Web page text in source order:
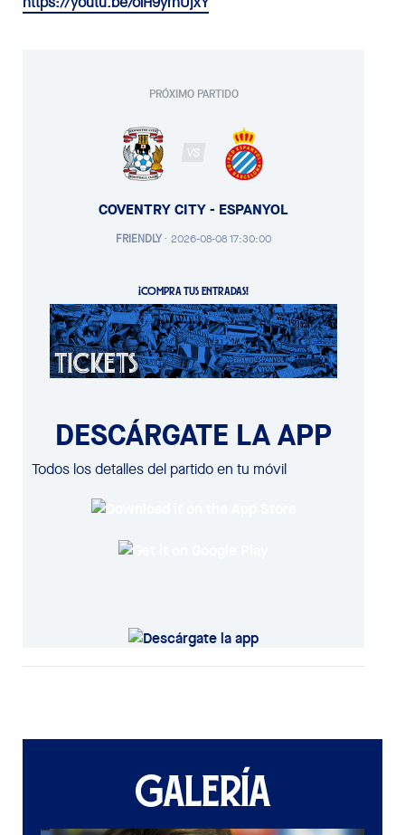
PRÓXIMO PARTIDO
VS
COVENTRY CITY - ESPANYOL
FRIENDLY· 2026-08-08 17:30:00
¡COMPRA TUS ENTRADAS!
DESCÁRGATE LA APP
Todos los detalles del partido en tu móvil
GALERÍA